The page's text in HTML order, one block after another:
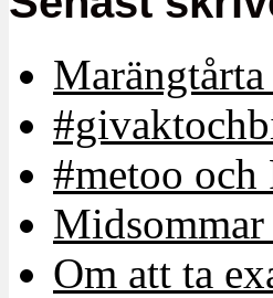
#metoo
Om att ta